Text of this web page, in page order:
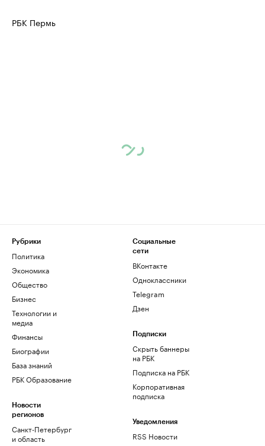
РБК Пермь
Рубрики
Политика
Экономика
Общество
Бизнес
Технологии и
медиа
Финансы
Биографии
База знаний
РБК Образование
Новости
регионов
Санкт-Петербург
и область
Социальные
сети
ВКонтакте
Одноклассники
Telegram
Дзен
Подписки
Скрыть баннеры
на РБК
Подписка на РБК
Корпоративная
подписка
Уведомления
RSS Новости